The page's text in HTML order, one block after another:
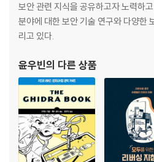
____D-H 알고리듬 설명
____알고리듬 분석
____D-H 알고리듬에 대한 공격 및 암호
____RSA 설명
____RSA 분석
____알고리듬에 대한 전통적인 공격
____국제 조약 검증을 위한 RSA 적용
____비전통적인 공격
__PGP
__ElGamal 알고리듬
보안 관련 지식을 공유하고자 노력하
분야에 대한 보안 기술 연구와 다양한
리고 있다.
윤우빈의 다른 상품